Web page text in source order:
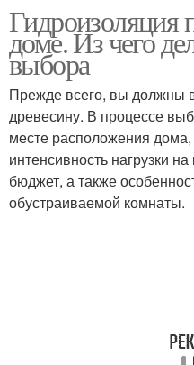
Гидроизоляция
доме. Из чего
выбора
Прежде всего, вы должны
древесину. В процессе
месте расположения
интенсивность нагрузки
бюджет, а также
обустраиваемой комнаты.